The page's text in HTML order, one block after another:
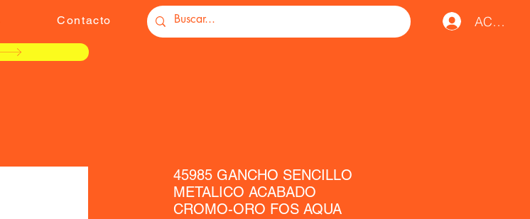
Contacto ACCESO
45985 GANCHO SENCILLO
METALICO ACABADO
CROMO-ORO FOS AQUA